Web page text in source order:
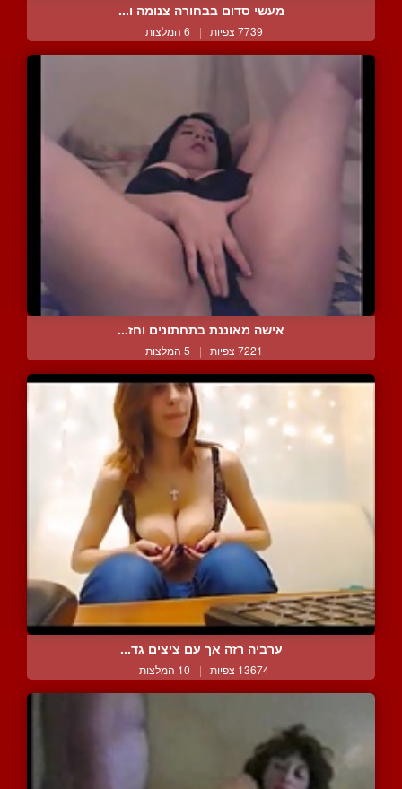
מעשי סדום בבחורה צנומה ו...
7739 צפיות | 6 המלצות
אישה מאוננת בתחתונים וחז...
7221 צפיות | 5 המלצות
ערביה רזה אך עם ציצים גד...
13674 צפיות | 10 המלצות